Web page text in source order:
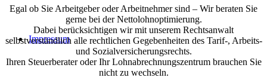
Impressum
Egal ob Sie Arbeitgeber oder Arbeitnehmer sind – Wir beraten Sie
gerne bei der Nettolohnoptimierung.
Dabei berücksichtigen wir mit unserem Rechtsanwalt
selbstverständlich alle rechtlichen Gegebenheiten des Tarif-, Arbeits-
und Sozialversicherungsrechts.
Ihren Steuerberater oder Ihr Lohnabrechnungszentrum brauchen Sie
nicht zu wechseln.